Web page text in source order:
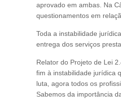
aprovado em ambas. Na
questionamentos em
Toda a instabilidade
entrega dos serviços
Relator do Projeto de Lei
fim à instabilidade jurídica
luta, agora todos os
Sabemos da importância